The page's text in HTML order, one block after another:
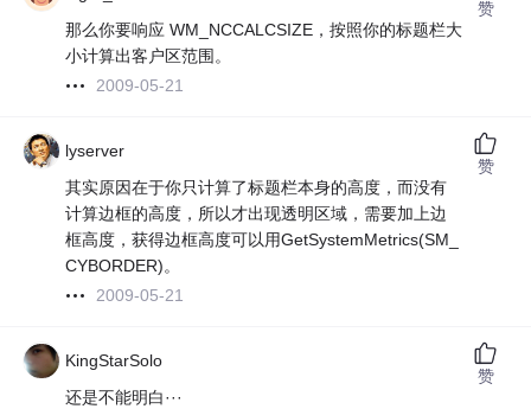
那么你要响应 WM_NCCALCSIZE，按照你的标题栏大
小计算出客户区范围。
2009-05-21
赞
lyserver
其实原因在于你只计算了标题栏本身的高度，而没有
计算边框的高度，所以才出现透明区域，需要加上边
框高度，获得边框高度可以用GetSystemMetrics(SM_
CYBORDER)。
2009-05-21
赞
KingStarSolo
还是不能明白···
赞